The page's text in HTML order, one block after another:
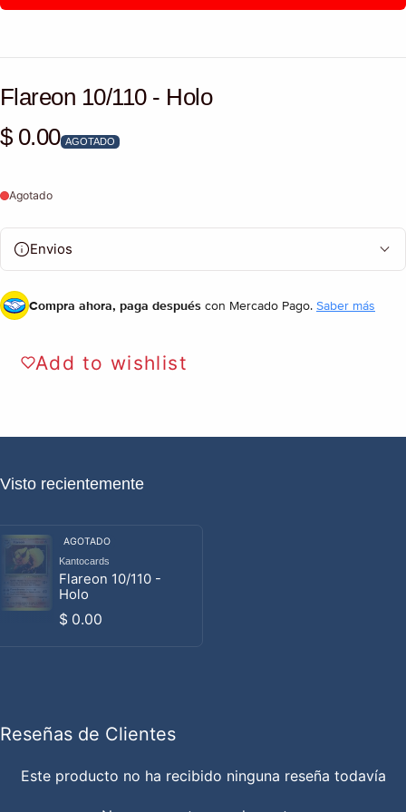
Flareon 10/110 - Holo
Precio habitual
$ 0.00 AGOTADO
Agotado
Envios
Compra ahora, paga después con Mercado Pago. Saber más
Add to wishlist
Visto recientemente
AGOTADO
Proveedor:
Kantocards
Flareon 10/110 -
Holo
Precio habitual
$ 0.00
Reseñas de Clientes
Este producto no ha recibido ninguna reseña todavía